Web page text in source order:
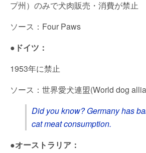
プ州）のみで犬肉販売・消費が禁止
ソース：Four Paws
●ドイツ：
1953年に禁止
ソース：世界愛犬連盟(World dog
Did you know? Germany has
cat meat consumption.
●オーストラリア：